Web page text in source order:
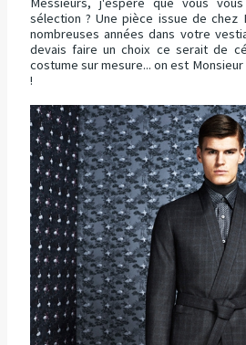
sélection ? Une pièce issue de
nombreuses années dans votre
devais faire un choix ce serait de
costume sur mesure... on est
!